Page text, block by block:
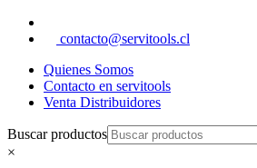
contacto@servitools.cl
Quienes Somos
Contacto en servitools
Venta Distribuidores
Buscar productos
×